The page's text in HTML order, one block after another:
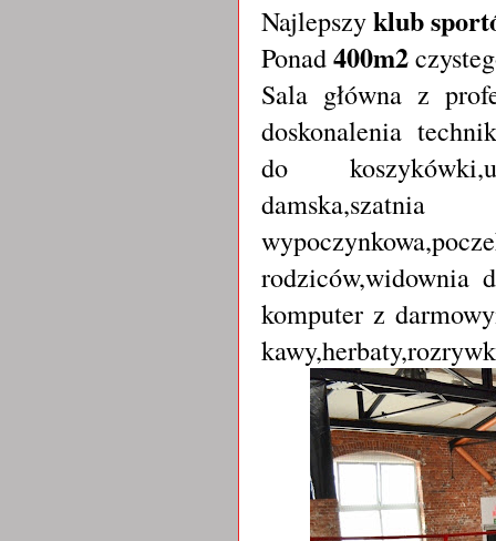
Najlepszyklub
Ponad400m2
Sala główna z
doskonalenia technik
do
damska,szatnia
rodziców,widownia
komputer z